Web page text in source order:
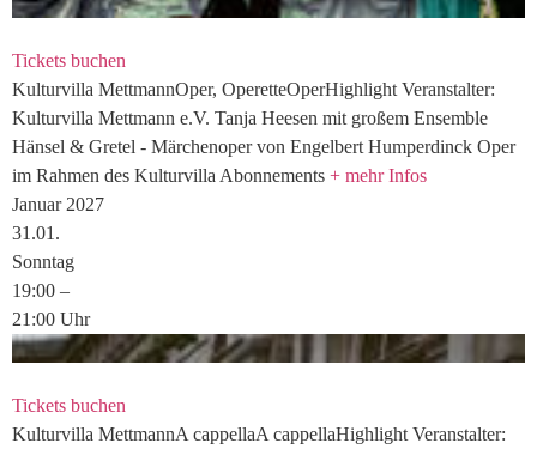
Tickets buchen
Kulturvilla MettmannOper, OperetteOperHighlight Veranstalter:
Kulturvilla Mettmann e.V. Tanja Heesen mit großem Ensemble
Hänsel & Gretel - Märchenoper von Engelbert Humperdinck Oper
im Rahmen des Kulturvilla Abonnements + mehr Infos
Januar 2027
31.01.
Sonntag
19:00 –
21:00 Uhr
Tickets buchen
Kulturvilla MettmannA cappellaA cappellaHighlight Veranstalter: